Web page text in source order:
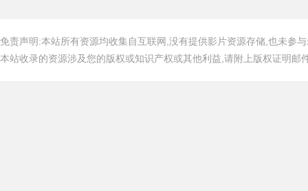
免责声明:本站所有资源均收集自互联网,没有提供影片资源存储,也未参
本站收录的资源涉及您的版权或知识产权或其他利益,请附上版权证明